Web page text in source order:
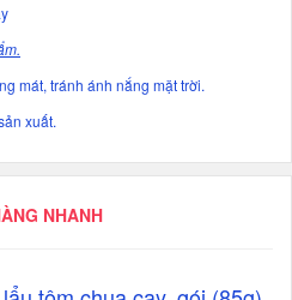
mát, tránh ánh nắng mặt trời.
xuất.
NHANH